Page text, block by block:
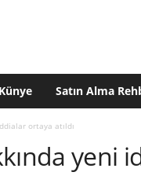
Künye Satın Alma
ortaya atıldı
yeni